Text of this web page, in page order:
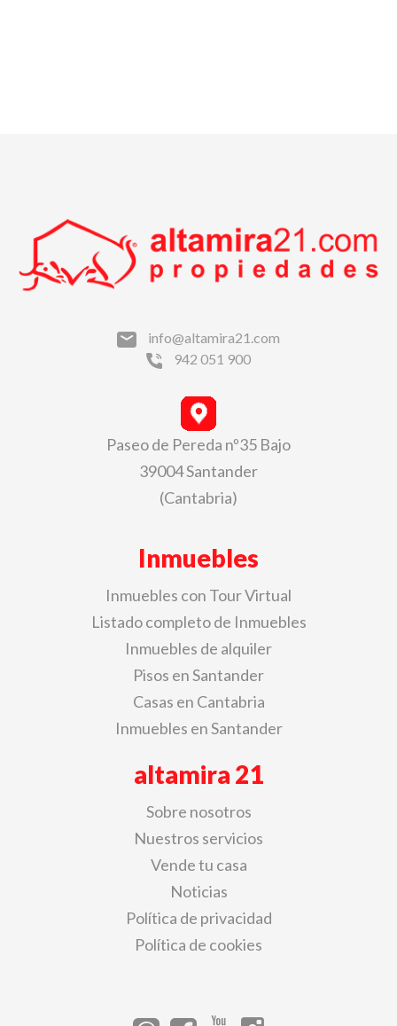
info@altamira21.com
942 051 900
Paseo de Pereda nº35 Bajo
39004 Santander
(Cantabria)
Inmuebles
Inmuebles con Tour Virtual
Listado completo de Inmuebles
Inmuebles de alquiler
Pisos en Santander
Casas en Cantabria
Inmuebles en Santander
altamira 21
Sobre nosotros
Nuestros servicios
Vende tu casa
Noticias
Política de privacidad
Política de cookies